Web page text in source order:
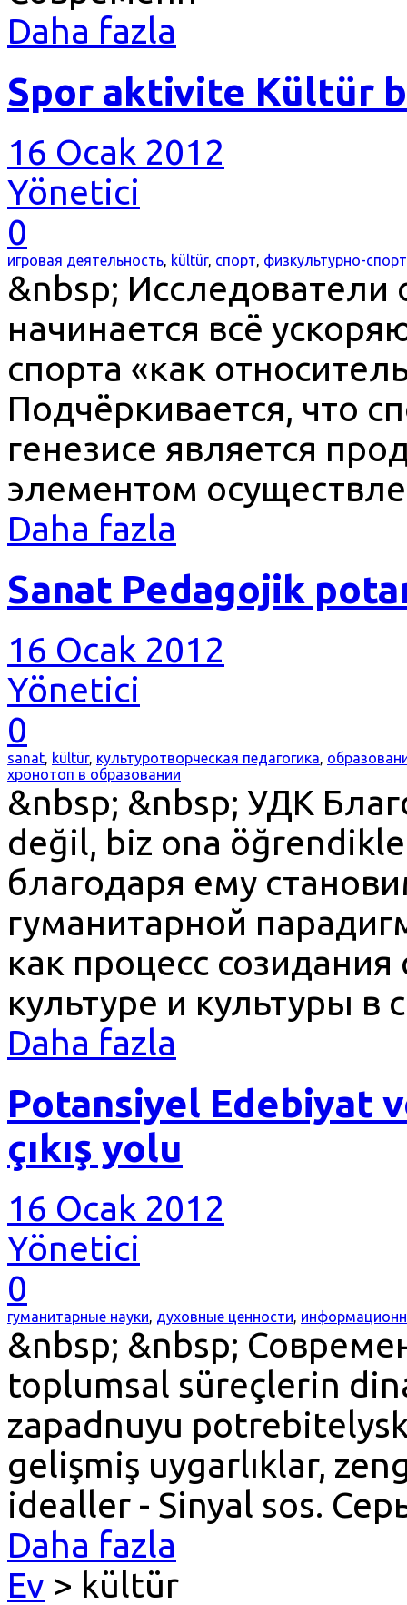
Daha fazla
Spor aktivite Kültür
16 Ocak 2012
Yönetici
0
игровая деятельность, kültür, спорт, физкультурно-
&nbsp; Исследователи
начинается всё
спорта «как
Подчёркивается, что
генезисе является
элементом
Daha fazla
Sanat Pedagojik
16 Ocak 2012
Yönetici
0
sanat, kültür, культуротворческая педагогика,
хронотоп в образовании
&nbsp; &nbsp; УДК
değil, biz ona
благодаря ему
гуманитарной
как процесс
культуре и культуры в
Daha fazla
Potansiyel Edebiyat
çıkış yolu
16 Ocak 2012
Yönetici
0
гуманитарные науки, духовные ценности,
&nbsp; &nbsp;
toplumsal süreçlerin
zapadnuyu
gelişmiş uygarlıklar,
idealler - Sinyal sos.
Daha fazla
Ev > kültür